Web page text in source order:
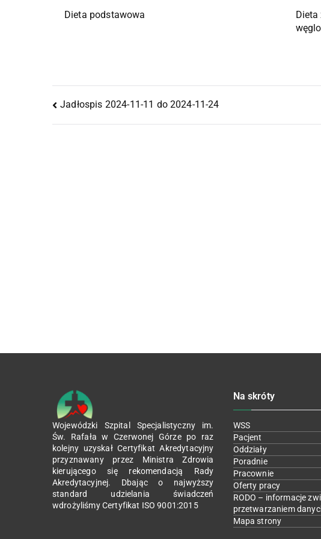
Dieta podstawowa
Jadłospis 2024-11-11 do 2024-11-24
Wojewódzki Szpital Specjalistyczny im.
Św. Rafała w Czerwonej Górze po raz
kolejny uzyskał Certyfikat Akredytacyjny
przyznawany przez Ministra Zdrowia
kierującego się rekomendacją Rady
Akredytacyjnej. Dbając o najwyższy
standard udzielania świadczeń
wdrożyliśmy Certyfikat ISO 9001:2015
Na skróty
WSS
Pacjent
Oddziały
Poradnie
Pracownie
Oferty pracy
RODO – informacje
przetwarzaniem
Mapa strony